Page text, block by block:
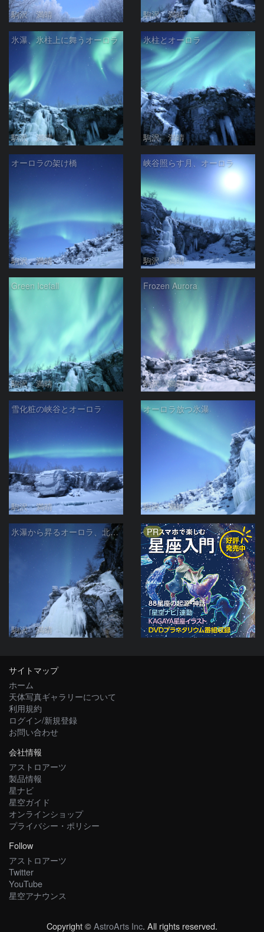
駒沢 満晴 駒沢 満晴
氷瀑、氷柱上に舞うオーロラ
駒沢 満晴
氷柱とオーロラ
駒沢 満晴
オーロラの架け橋
駒沢 満晴
峡谷照らす月、オーロラ
駒沢 満晴
Green Icefall
駒沢 満晴
Frozen Aurora
駒沢 満晴
雪化粧の峡谷とオーロラ
駒沢 満晴
オーロラ放つ氷瀑
駒沢 満晴
氷瀑から昇るオーロラ、北斗七星
駒沢 満晴
PR
サイトマップ
ホーム
天体写真ギャラリーについて
利用規約
ログイン/新規登録
お問い合わせ
会社情報
アストロアーツ
製品情報
星ナビ
星空ガイド
オンラインショップ
プライバシー・ポリシー
Follow
アストロアーツ
Twitter
YouTube
星空アナウンス
Copyright ©AstroArts Inc. All rights reserved.